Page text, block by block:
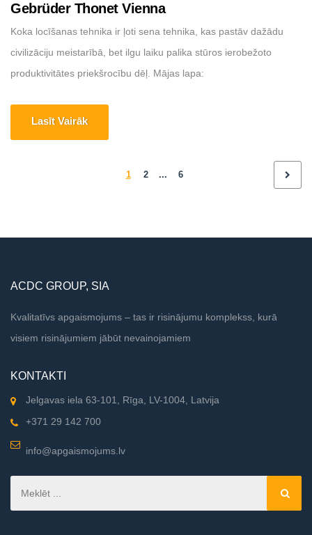
Gebrüder Thonet Vienna
Koka locīšanas tehnika ir ļoti sena tehnika, kas pastāv dažādu
civilizāciju meistarībā, bet ilgu laiku palika stūros ierobežoto
produktivitātes priekšrocību dēļ. Mājas lapa:
23/H, 10152 Torino (TO) – Italy
Lasīt Vairāk
1 2 ... 6
ACDC GROUP, SIA
Kvalitatīvs apgaismojums – tas ir risinājumu komplekss, kurā
visiem risinājumiem jābūt nevainojamiem
KONTAKTI
Jelgavas iela 63-101, Rīga, LV-1004, Latvija
+371 29 142 700
info@apgaismojums.lv